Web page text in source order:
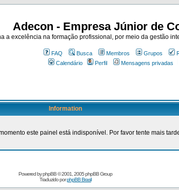
Adecon - Empresa Júnior de
a excelência na formação profissional, por meio da gestão
FAQ Busca Membros Grupos
Calendário
Perfil Mensagens privadas
Information
este painel está indisponível. Por favor tente mais
Powered byphpBB© 2001, 2005 phpBB Group
Traduzido porphpBB Brasil